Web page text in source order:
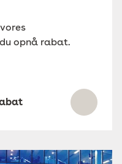
opnå rabat.